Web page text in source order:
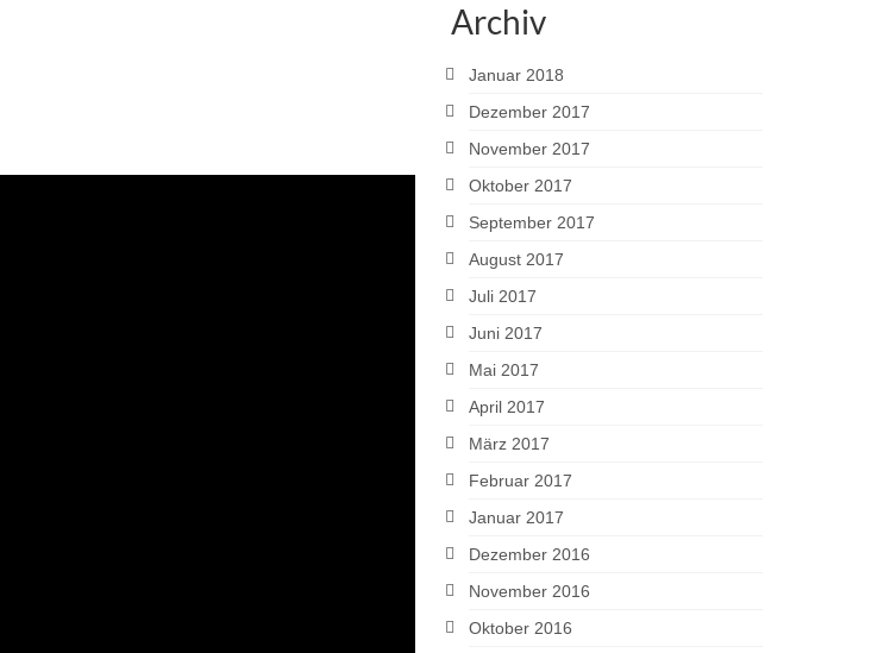
Archiv
Januar 2018
Dezember 2017
November 2017
Oktober 2017
September 2017
August 2017
Juli 2017
Juni 2017
Mai 2017
April 2017
März 2017
Februar 2017
Januar 2017
Dezember 2016
November 2016
Oktober 2016